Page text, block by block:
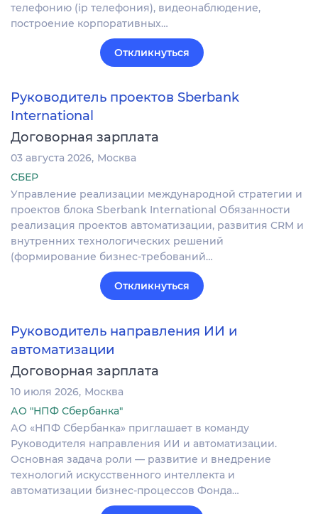
телефонию (ip телефония), видеонаблюдение,
построение корпоративных…
Откликнуться
Руководитель проектов Sberbank
International
Договорная зарплата
03 августа 2026 Москва
СБЕР
Управление реализации международной стратегии и
проектов блока Sberbank International Обязанности
реализация проектов автоматизации, развития CRM и
внутренних технологических решений
(формирование бизнес-требований…
Откликнуться
Руководитель направления ИИ и
автоматизации
Договорная зарплата
10 июля 2026 Москва
АО "НПФ Сбербанка"
АО «НПФ Сбербанка» приглашает в команду
Руководителя направления ИИ и автоматизации.
Основная задача роли — развитие и внедрение
технологий искусственного интеллекта и
автоматизации бизнес-процессов Фонда…